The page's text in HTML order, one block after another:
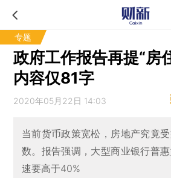
专题
政府工作报告再提“房
内容仅81字
2020年05月22日 14:03
当前货币政策宽松，房地产究竟
数。报告强调，大型商业银行普
速要高于40%